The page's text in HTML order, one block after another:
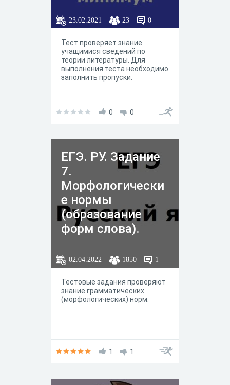
23.02.2021 23 0
Тест проверяет знание
учащимися сведений по
теории литературы. Для
выполнения теста необходимо
заполнить пропуски.
0 0
ЕГЭ. РУ. Задание
7.
Морфологически
е нормы
(образование
форм слова).
02.04.2022 1850 1
Тестовые задания проверяют
знание грамматических
(морфологических) норм.
1 1